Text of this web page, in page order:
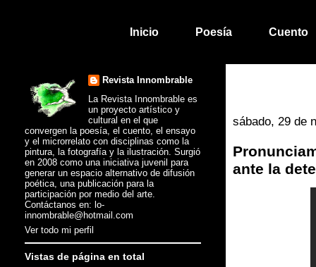
Inicio Poesía Cuento
sábado, 29 de
ante la
Revista Innombrable
La Revista Innombrable es
un proyecto artístico y
cultural en el que
convergen la poesía, el cuento, el ensayo
y el microrrelato con disciplinas como la
pintura, la fotografía y la ilustración. Surgió
en 2008 como una iniciativa juvenil para
generar un espacio alternativo de difusión
poética, una publicación para la
participación por medio del arte.
Contáctanos en: lo-
innombrable@hotmail.com
Ver todo mi perfil
Vistas de página en total